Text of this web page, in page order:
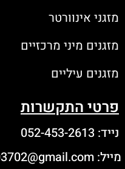
מזגני אינוורטר
מזגנים מיני מרכזיים
מזגנים עיליים
פרטי התקשרות
נייד: 052-453-2613
מייל: gaya03702@gmail.com